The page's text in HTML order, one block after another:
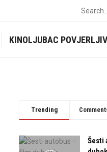
KINOLJUBAC
Trending
Šesti